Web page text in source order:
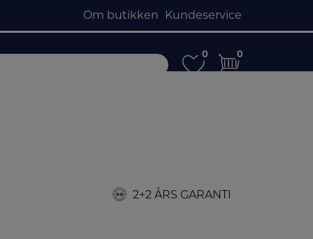
Om butikken Kundeservice
0
0 0
0
2+2 ÅRS GARANTI